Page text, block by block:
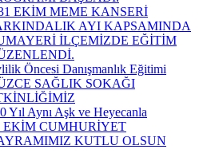
EKİM MEME KANSERİ
AYI KAPSAMINDA
İLÇEMİZDE EĞİTİM
Öncesi Danışmanlık Eğitimi
SAĞLIK SOKAĞI
Yıl Aynı Aşk ve Heyecanla
EKİM CUMHURİYET
KUTLU OLSUN